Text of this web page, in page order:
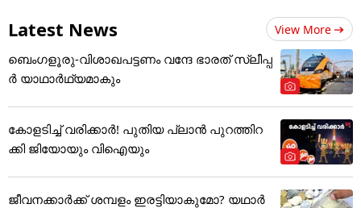
Latest News View More
ബെംഗളൂരു-വിശാഖപട്ടണം വന്ദേ ഭാരത് സ്ലീപ്പ
ര്‍ യാഥാര്‍ഥ്യമാകും
കോളടിച്ച് വരിക്കാർ! പുതിയ പ്ലാൻ പുറത്തിറ
ക്കി ജിയോയും വിഐയും
ജീവനക്കാർക്ക് ശമ്പളം ഇരട്ടിയാകുമോ? യഥാർ